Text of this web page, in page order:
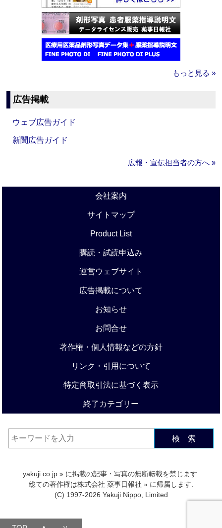
もっと見る »
広告掲載
ウェブ広告ガイド
新聞広告ガイド
広報・宣伝担当者の方へ »
会社案内
サイトマップ
Product List
購読・試読申込み
運営ウェブサイト
広告掲載について
お知らせ
お問合せ
著作権・個人情報などの方針
リンク・引用について
特定商取引法に基づく表示
終了カテゴリー
検 索
yakuji.co.jp » に掲載の記事・写真の無断転載を禁じます.
総ての著作権は株式会社 薬事日報社 » に帰属します.
(C) 1997-2026 Yakuji Nippo, Limited